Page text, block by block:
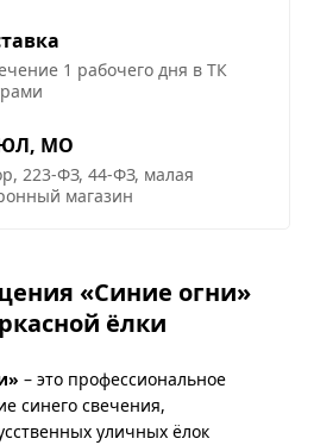
1 рабочего дня в ТК
ЮЛ, МО
223-ФЗ, 44-ФЗ, малая
магазин
«Синие огни»
ёлки
– это профессиональное
синего свечения,
уличных ёлок